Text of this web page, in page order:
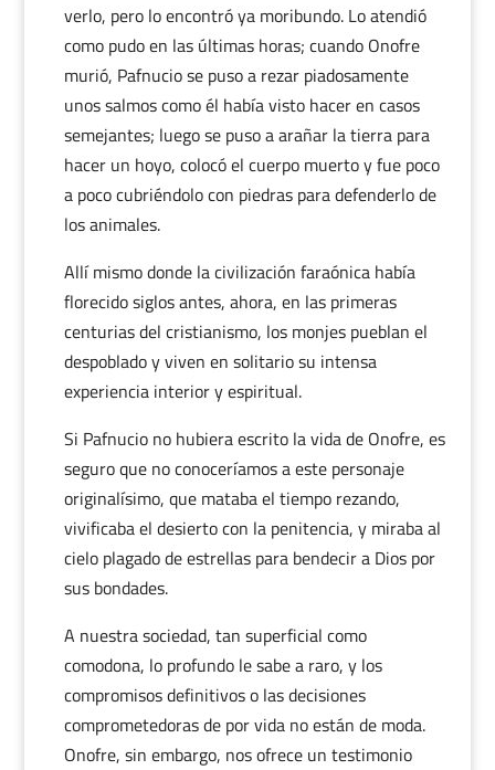
verlo, pero lo encontró ya moribundo. Lo atendió
como pudo en las últimas horas; cuando Onofre
murió, Pafnucio se puso a rezar piadosamente
unos salmos como él había visto hacer en casos
semejantes; luego se puso a arañar la tierra para
hacer un hoyo, colocó el cuerpo muerto y fue poco
a poco cubriéndolo con piedras para defenderlo de
los animales.
Allí mismo donde la civilización faraónica había
florecido siglos antes, ahora, en las primeras
centurias del cristianismo, los monjes pueblan el
despoblado y viven en solitario su intensa
experiencia interior y espiritual.
Si Pafnucio no hubiera escrito la vida de Onofre, es
seguro que no conoceríamos a este personaje
originalísimo, que mataba el tiempo rezando,
vivificaba el desierto con la penitencia, y miraba al
cielo plagado de estrellas para bendecir a Dios por
sus bondades.
A nuestra sociedad, tan superficial como
comodona, lo profundo le sabe a raro, y los
compromisos definitivos o las decisiones
comprometedoras de por vida no están de moda.
Onofre, sin embargo, nos ofrece un testimonio